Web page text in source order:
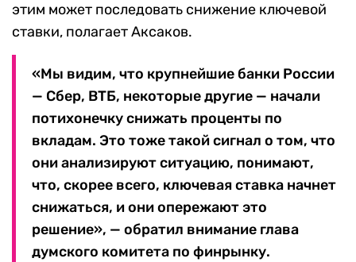
этим может последовать снижение ключевой
ставки, полагает Аксаков.
«Мы видим, что крупнейшие банки России
— Сбер, ВТБ, некоторые другие — начали
потихонечку снижать проценты по
вкладам. Это тоже такой сигнал о том, что
они анализируют ситуацию, понимают,
что, скорее всего, ключевая ставка начнет
снижаться, и они опережают это
решение», — обратил внимание глава
думского комитета по финрынку.